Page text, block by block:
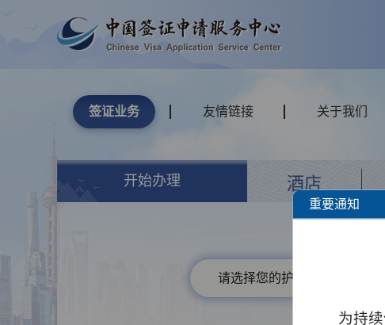
签证业务 友情链接 关于我们
开始办理 酒店
请选择您的护照类型
重要通知
为持